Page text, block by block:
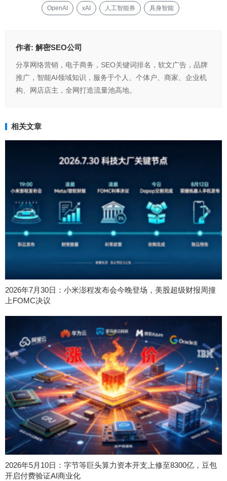
OpenAI xAI 人工智能券 具身智能
作者: 解密SEO公司
分享网络营销，电子商务，SEO关键词排名，软文广告，品牌
推广，智能AI领域知识，服务于个人、个体户、商家、企业机
构、网店店主，全网打造流量池高地。
相关文章
2026年7月30日：小米澎程发布会今晚登场，美股超级财报周撞
上FOMC决议
2026年5月10日：字节等巨头算力资本开支上修至8300亿，豆包
开启付费验证AI商业化